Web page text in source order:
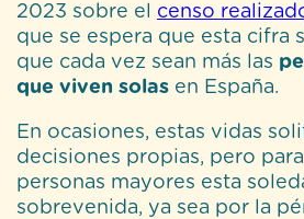
2023 sobre el censo
que se espera que esta cifra
que cada vez sean más las
que viven solas en España.
En ocasiones, estas vidas
decisiones propias, pero
personas mayores esta
sobrevenida, ya sea por la